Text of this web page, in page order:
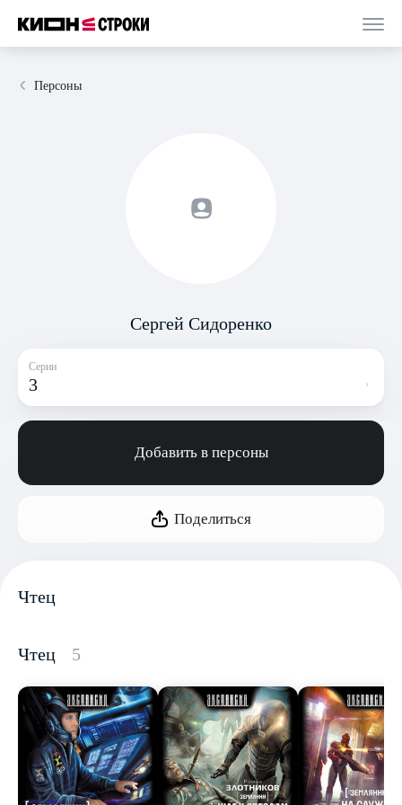
Персоны
Сергей Сидоренко
Серии
3
Добавить в персоны
Поделиться
Чтец
Чтец 5